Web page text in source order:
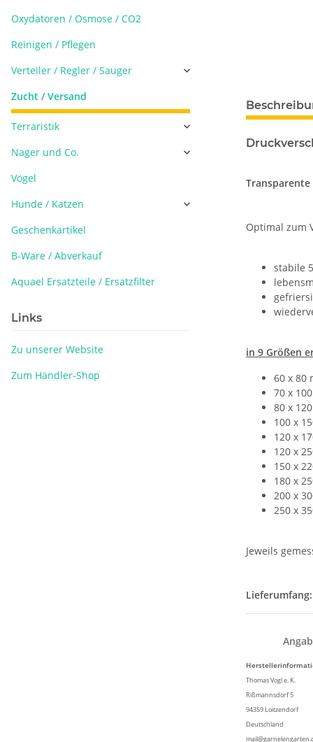
Transparente
Optimal zum
stabile
in 9 Größen
60 x 80
70 x
80 x
100 x
120 x
120 x
150 x
180 x
200 x
250 x
Jeweils
Lieferumfang:
Thomas Vogl e. K.
Rißmannsdorf 5
94359 Loitzendorf
Deutschland
Oxydatoren / Osmose / CO2
Reinigen / Pflegen
Verteiler / Regler / Sauger
Zucht / Versand
Terraristik
Nager und Co.
Vögel
Hunde / Katzen
Geschenkartikel
B-Ware / Abverkauf
Aquael Ersatzteile / Ersatzfilter
Links
Zu unserer Website
Zum Händler-Shop